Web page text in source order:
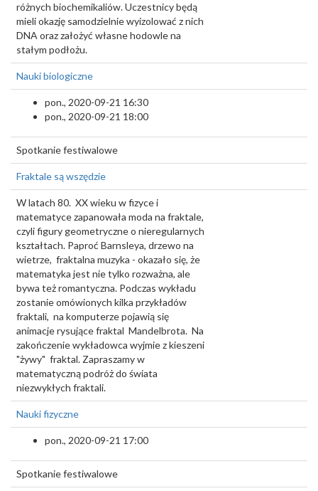
różnych biochemikaliów. Uczestnicy będą
mieli okazję samodzielnie wyizolować z nich
DNA oraz założyć własne hodowle na
stałym podłożu.
Nauki biologiczne
pon., 2020-09-21 16:30
pon., 2020-09-21 18:00
Spotkanie festiwalowe
Fraktale są wszędzie
W latach 80. XX wieku w fizyce i
matematyce zapanowała moda na fraktale,
czyli figury geometryczne o nieregularnych
kształtach. Paproć Barnsleya, drzewo na
wietrze, fraktalna muzyka - okazało się, że
matematyka jest nie tylko rozważna, ale
bywa też romantyczna. Podczas wykładu
zostanie omówionych kilka przykładów
fraktali, na komputerze pojawią się
animacje rysujące fraktal Mandelbrota. Na
zakończenie wykładowca wyjmie z kieszeni
"żywy" fraktal. Zapraszamy w
matematyczną podróż do świata
niezwykłych fraktali.
Nauki fizyczne
pon., 2020-09-21 17:00
Spotkanie festiwalowe